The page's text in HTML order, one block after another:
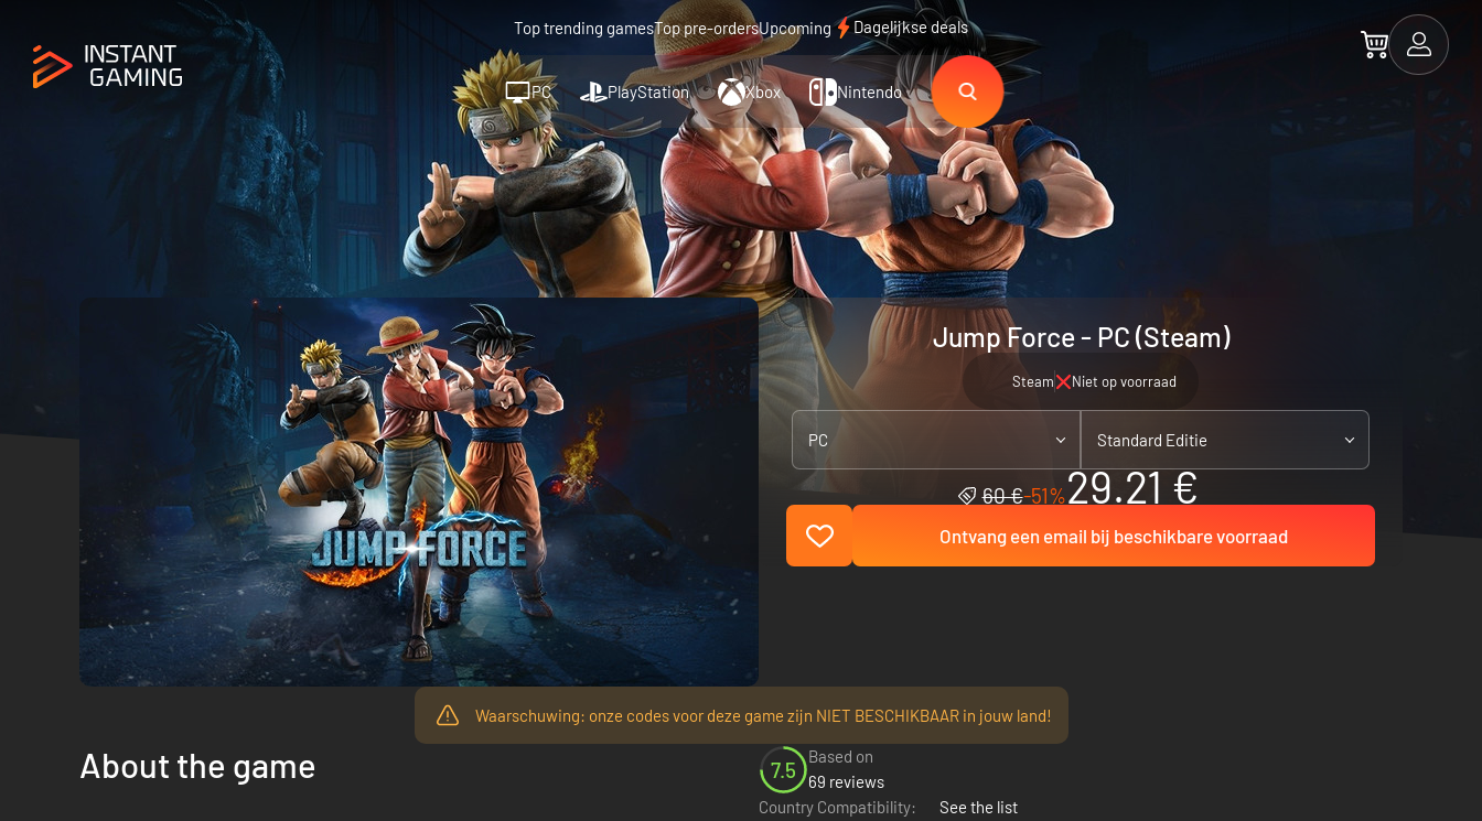
Top trending gamesTop pre-ordersUpcoming Dagelijkse deals
PC PlayStation Xbox Nintendo
Jump Force - PC (Steam)
Steam Niet op voorraad
PC Standard Editie
60 €-51%29.21 €
Ontvang een email bij beschikbare voorraad
Waarschuwing: onze codes voor deze game zijn NIET BESCHIKBAAR in jouw land!
About the game 7.5
Based on
69 reviews
Country Compatibility:
See the list